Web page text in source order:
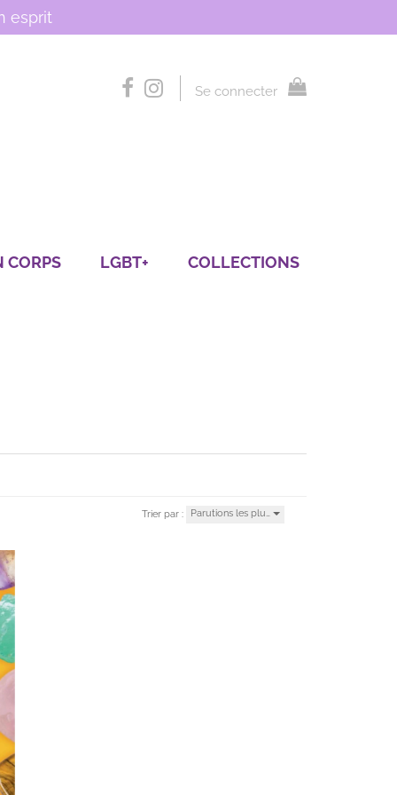
esprit
Se connecter
CORPS LGBT+ COLLECTIONS
Trier par : Parutions les plu…